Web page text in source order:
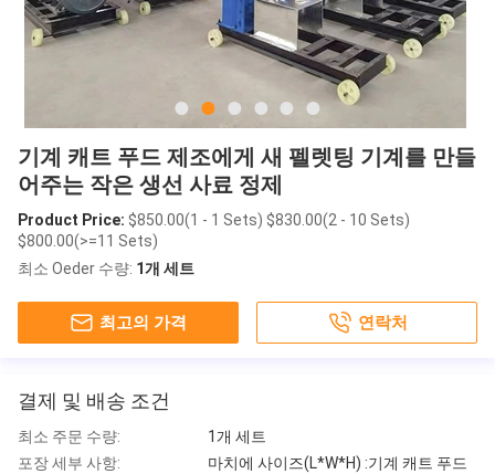
기계 캐트 푸드 제조에게 새 펠렛팅 기계를 만들
어주는 작은 생선 사료 정제
Product Price: $850.00(1 - 1 Sets) $830.00(2 - 10 Sets)
$800.00(>=11 Sets)
최소 Oeder 수량: 1개 세트
최고의 가격 연락처
결제 및 배송 조건
최소 주문 수량:
1개 세트
포장 세부 사항:
마치에 사이즈(L*W*H) :기계 캐트 푸드